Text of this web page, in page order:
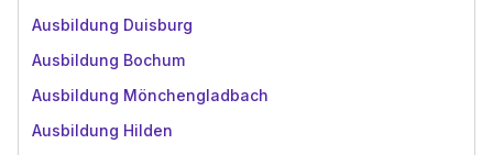
Ausbildung Duisburg
Ausbildung Bochum
Ausbildung Mönchengladbach
Ausbildung Hilden